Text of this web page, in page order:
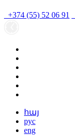
+374 (55) 52 06 91
հայ
рус
eng